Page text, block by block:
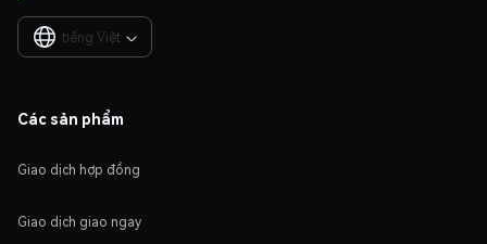
tiếng Việt 
Các sản phẩm
Giao dịch hợp đồng
Giao dịch giao ngay